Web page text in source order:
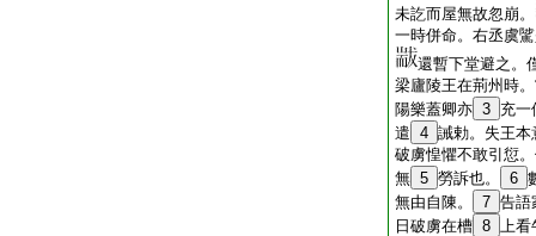
未訖而屋無故忽崩。
一時併命。右丞虞
還暫下堂避之。
梁廬陵王在荊州時
陽樂蓋卿亦 3 充一
遣 4 誡勅。失王本
破虜惶懼不敢引愆
無 5 勞訴也。 6
無由自陳。
7 告語
日破虜在槽 8 上看